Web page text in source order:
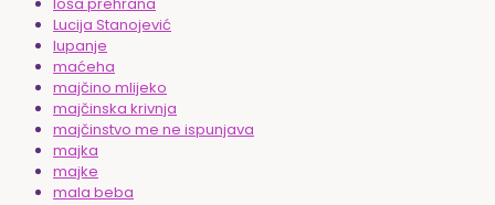
Lucija Stanojević
lupanje
maćeha
majčino mlijeko
majčinska krivnja
majčinstvo me ne ispunjava
majka
majke
mala beba